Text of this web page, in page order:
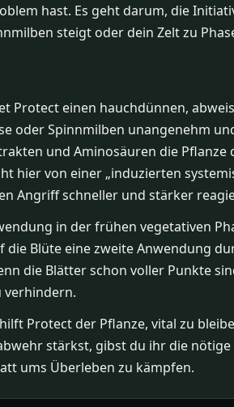
hast. Es geht darum, die
steigt oder dein Zelt zu
Protect einen hauchdünnen,
oder Spinnmilben unangenehm
und Aminosäuren die Pflanze
von einer „induzierten
Angriff schneller und stärker
in der frühen vegetativen
Blüte eine zweite Anwendung
die Blätter schon voller Punkte
verhindern.
Protect der Pflanze, vital zu
stärkst, gibst du ihr die nötige
ums Überleben zu kämpfen.